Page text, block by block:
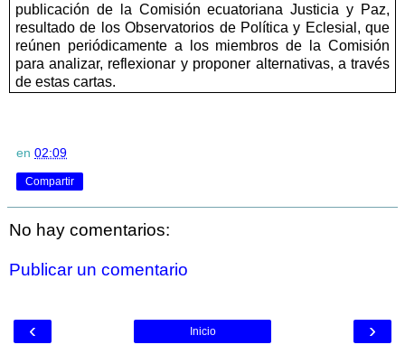
publicación de la Comisión ecuatoriana Justicia y Paz,
resultado de los Observatorios de Política y Eclesial, que
reúnen periódicamente a los miembros de la Comisión
para analizar, reflexionar y proponer alternativas, a través
de estas cartas.
en 02:09
Compartir
No hay comentarios:
Publicar un comentario
‹ ›
Inicio